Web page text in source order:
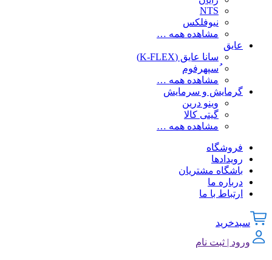
NTS
نیوفلکس
مشاهده همه …
عایق
سانا عایق (K-FLEX)
ُسپهرفوم
مشاهده همه …
گرمایش و سرمایش
وینو درین
گیتی کالا
مشاهده همه …
فروشگاه
رویدادها
باشگاه مشتریان
درباره ما
ارتباط با ما
سبدخرید
ورود | ثبت نام